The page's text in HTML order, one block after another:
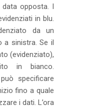
opposta. I
in blu.
da un
sinistra. Se il
(evidenziato),
in bianco.
specificare
fino a quale
i dati. L’ora